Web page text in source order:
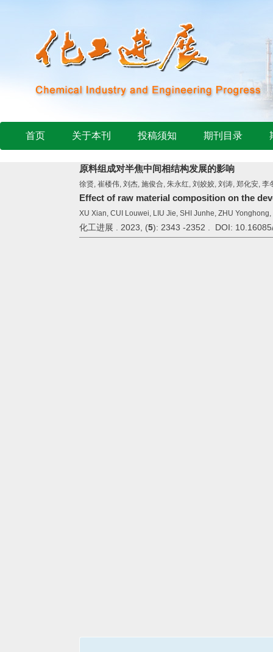
首页 关于本刊 投稿须知 期刊目录
原料组成对半焦中间相结构发展的影响
徐贤, 崔楼伟, 刘杰, 施俊合, 朱永红, 刘姣姣, 刘涛, 郑化安, 李
Effect of raw material composition on the
XU Xian, CUI Louwei, LIU Jie, SHI Junhe, ZHU
化工进展 . 2023, (5): 2343 -2352 . DOI: